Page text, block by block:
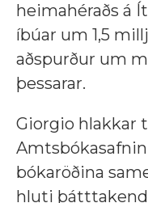
heimahéraðs á
íbúar um 1,5
aðspurður um
þessarar.
Giorgio hlakkar
bókaröðina
hluti